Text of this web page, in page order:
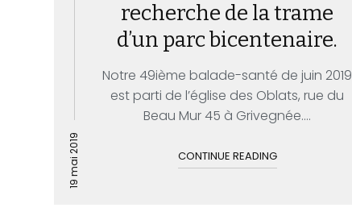
19 mai 2019
recherche de la trame
d’un parc bicentenaire.
Notre 49ième balade-santé de juin 2019
est parti de l’église des Oblats, rue du
Beau Mur 45 à Grivegnée....
CONTINUE READING